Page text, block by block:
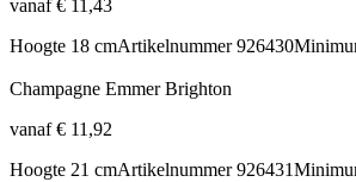
vanaf€ 11,43
Hoogte 18 cmArtikelnummer926430
Champagne Emmer Brighton
vanaf€ 11,92
Hoogte 21 cmArtikelnummer926431